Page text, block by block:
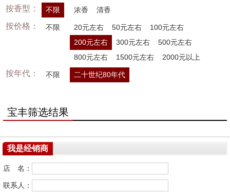
按香型： 不限 浓香 清香
按价格： 不限 20元左右 50元左右
100元左右
200元左右
300元左右
500元左右
800元左右
1500元左右 2000元以上
按年代： 不限 二十世纪80年代
宝丰筛选结果
我是经销商
店 名：
联系人：